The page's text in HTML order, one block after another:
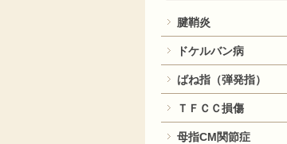
腱鞘炎
ドケルバン病
ばね指（弾発指）
ＴＦＣＣ損傷
母指CM関節症